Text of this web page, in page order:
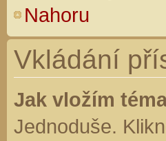
Nahoru
Vkládání
Jak vložím
Jednoduše.